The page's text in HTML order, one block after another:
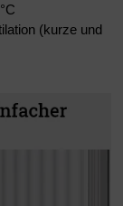
(kurze und